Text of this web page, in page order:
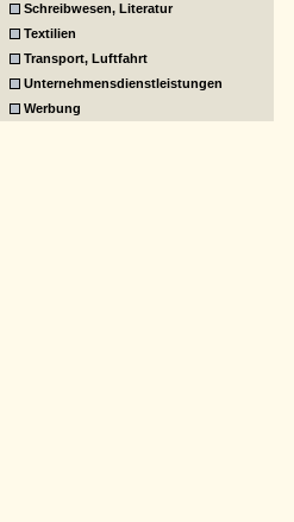
Schreibwesen, Literatur
Textilien
Transport, Luftfahrt
Unternehmensdienstleistungen
Werbung